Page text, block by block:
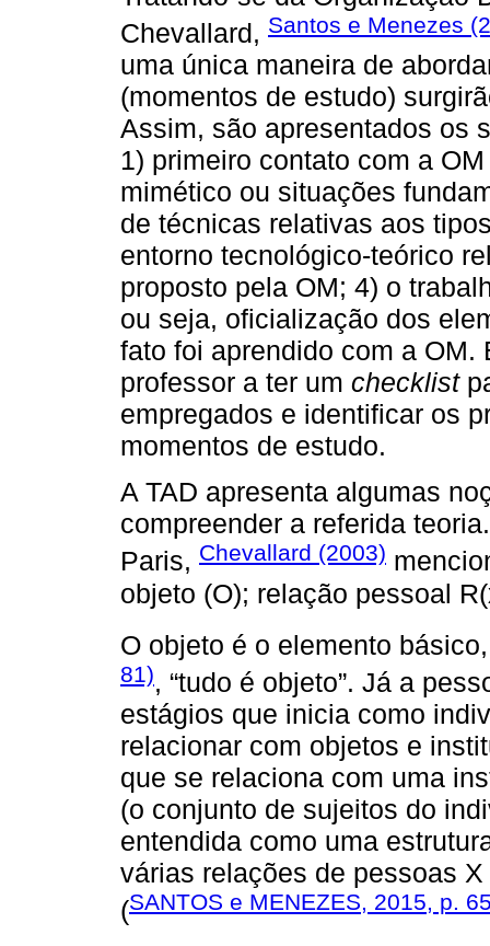
Chevallard, Santos e Menezes
uma única maneira de
(momentos de estudo)
Assim, são apresentados os
1) primeiro contato com a
mimético ou situações
de técnicas relativas aos
entorno tecnológico-teórico
proposto pela OM; 4) o
ou seja, oficialização dos
fato foi aprendido com a
professor a ter um checklist
empregados e identificar os
momentos de estudo.
A TAD apresenta algumas
compreender a referida
Paris, Chevallard (2003)
objeto (O); relação pessoal
O objeto é o elemento
81), “tudo é objeto”. Já a
estágios que inicia como
relacionar com objetos e
que se relaciona com uma
(o conjunto de sujeitos do
entendida como uma
várias relações de pessoas
(SANTOS e MENEZES, 2015, p.